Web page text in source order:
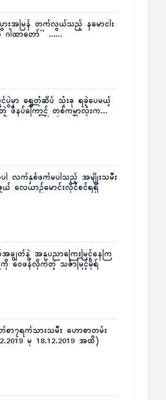
ပွားအမြန် တက်လွယ်သည့် နမောငါး
ဂါထာတော်” ……
ြိုင်ပွဲမှာ ရွှေတံဆိပ် သုံးခု ရခဲ့ပေမယ့်
ဖိနပ်ကြောင့် တစ်ကမ္ဘာလုံးက
ပါ လက်နှစ်ဖက်မပါသည့် အမျိုးသမီး
လေယာဉ်မောင်းလိုင်စင်ရရှိ
ချွတ်နဲ့ အနုပညာကြေးမြင့်နေကြ
ဝေဖန်လိုက်တဲ့ သင်္ဇာမြင့်မိုရ်
ာ၇ရက်သားသမီး ဟောစာတမ်း
မှ 18.12.2019 အထိ)